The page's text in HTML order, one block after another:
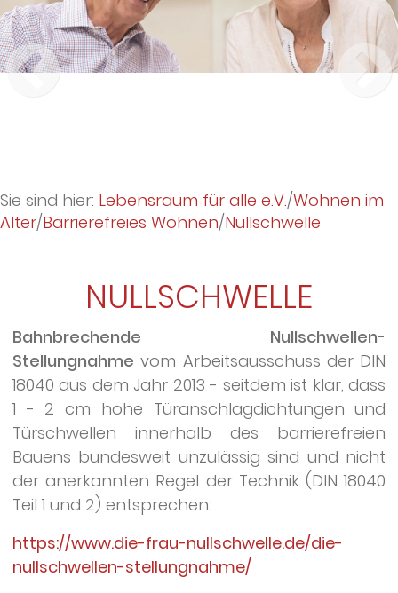
Sie sind hier: Lebensraum für alle e.V./Wohnen im
Alter/Barrierefreies Wohnen/Nullschwelle
NULLSCHWELLE
Bahnbrechende Nullschwellen-
Stellungnahme vom Arbeitsausschuss der DIN
18040 aus dem Jahr 2013 - seitdem ist klar, dass
1 - 2 cm hohe Türanschlagdichtungen und
Türschwellen innerhalb des barrierefreien
Bauens bundesweit unzulässig sind und nicht
der anerkannten Regel der Technik (DIN 18040
Teil 1 und 2) entsprechen:
https://www.die-frau-nullschwelle.de/die-
nullschwellen-stellungnahme/